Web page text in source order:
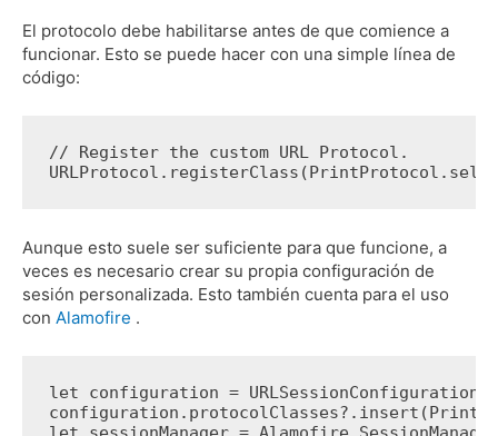
El protocolo debe habilitarse antes de que comience a
funcionar. Esto se puede hacer con una simple línea de
código:
// Register the custom URL Protocol.
URLProtocol.registerClass(PrintProtocol.self)
Aunque esto suele ser suficiente para que funcione, a
veces es necesario crear su propia configuración de
sesión personalizada. Esto también cuenta para el uso
con Alamofire .
let configuration =